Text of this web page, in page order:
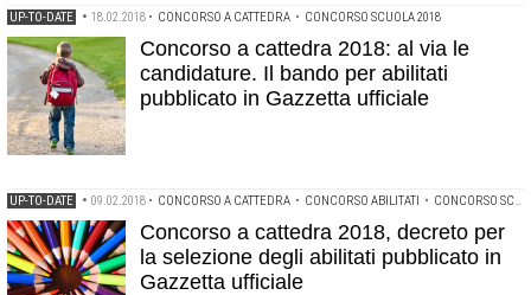
UP-TO-DATE • 18.02.2018 • CONCORSO A CATTEDRA • CONCORSO SCUOLA 2018
Concorso a cattedra 2018: al via le
candidature. Il bando per abilitati
pubblicato in Gazzetta ufficiale
UP-TO-DATE • 09.02.2018 • CONCORSO A CATTEDRA • CONCORSO ABILITATI • CONCORSO SCUOLA 2018
Concorso a cattedra 2018, decreto per
la selezione degli abilitati pubblicato in
Gazzetta ufficiale